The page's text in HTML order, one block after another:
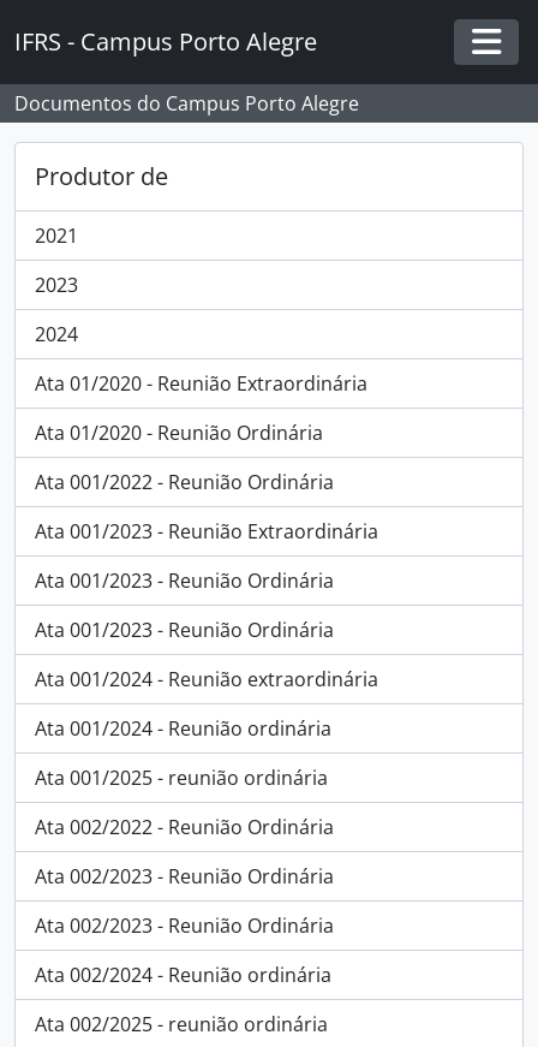
IFRS - Campus Porto Alegre
Documentos do Campus Porto Alegre
Produtor de
2021
2023
2024
Ata 01/2020 - Reunião Extraordinária
Ata 01/2020 - Reunião Ordinária
Ata 001/2022 - Reunião Ordinária
Ata 001/2023 - Reunião Extraordinária
Ata 001/2023 - Reunião Ordinária
Ata 001/2023 - Reunião Ordinária
Ata 001/2024 - Reunião extraordinária
Ata 001/2024 - Reunião ordinária
Ata 001/2025 - reunião ordinária
Ata 002/2022 - Reunião Ordinária
Ata 002/2023 - Reunião Ordinária
Ata 002/2023 - Reunião Ordinária
Ata 002/2024 - Reunião ordinária
Ata 002/2025 - reunião ordinária